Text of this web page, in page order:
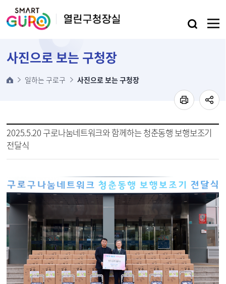
사진으로 보는 구청장
일하는 구로구 사진으로 보는 구청장
2025.5.20 구로나눔네트워크와 함께하는 청춘동행 보행보조기
전달식